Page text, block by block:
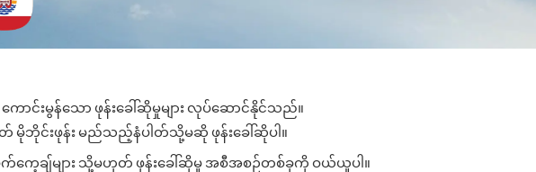
ောင်းမွန်သော ဖုန်းခေါ်ဆိုမှုများ လုပ်ဆောင်နိုင်သည်။
တ် မိုဘိုင်းဖုန်း မည်သည့်နံပါတ်သို့မဆို ဖုန်းခေါ်ဆိုပါ။
က်ကေ့ချ်များ သို့မဟုတ် ဖုန်းခေါ်ဆိုမှု အစီအစဉ်တစ်ခုကို ဝယ်ယူပါ။